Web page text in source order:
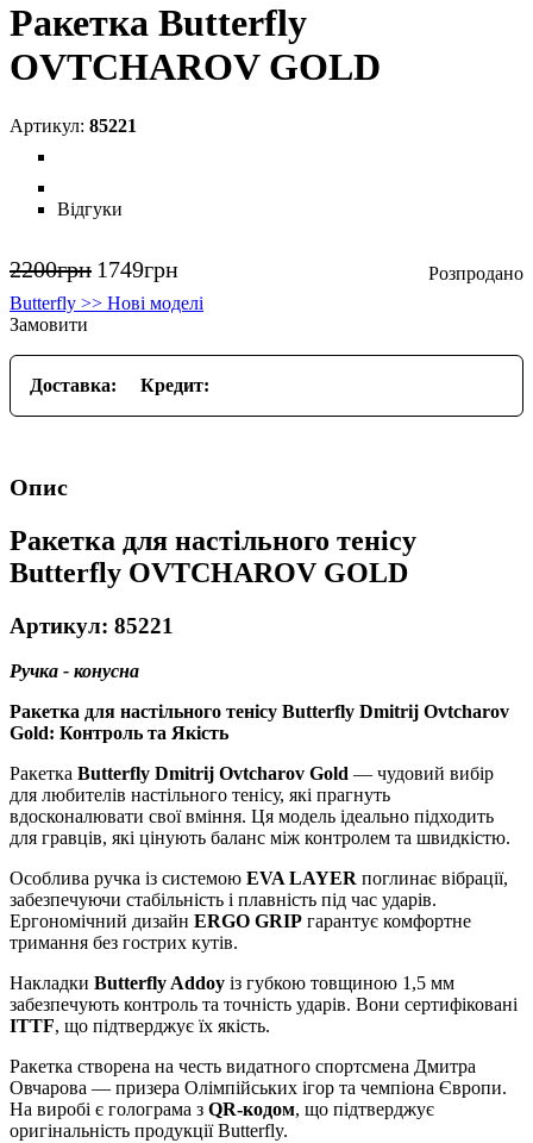
Ракетка Butterfly
OVTCHAROV GOLD
85221
Відгуки
2200грн 1749грн
Butterfly >> Нові моделі
Замовити
Доставка: Кредит:
Опис
Ракетка для настільного тенісу
Butterfly OVTCHAROV GOLD
Артикул: 85221
Ручка - конусна
Ракетка для настільного тенісу Butterfly Dmitrij Ovtcharov
Gold: Контроль та Якість
Ракетка Butterfly Dmitrij Ovtcharov Gold — чудовий вибір
для любителів настільного тенісу, які прагнуть
вдосконалювати свої вміння. Ця модель ідеально підходить
для гравців, які цінують баланс між контролем та швидкістю.
Особлива ручка із системою EVA LAYER поглинає вібрації,
забезпечуючи стабільність і плавність під час ударів.
Ергономічний дизайн ERGO GRIP гарантує комфортне
тримання без гострих кутів.
Накладки Butterfly Addoy із губкою товщиною 1,5 мм
забезпечують контроль та точність ударів. Вони сертифіковані
ITTF, що підтверджує їх якість.
Ракетка створена на честь видатного спортсмена Дмитра
Овчарова — призера Олімпійських ігор та чемпіона Європи.
На виробі є голограма з QR-кодом, що підтверджує
оригінальність продукції Butterfly.